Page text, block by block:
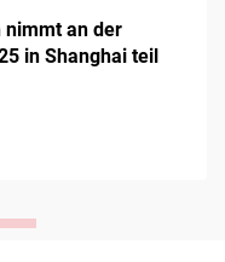
nimmt an der
in Shanghai teil